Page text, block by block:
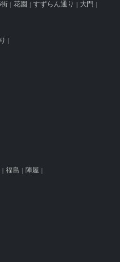
花園 すずらん通り
大門
福島 陣屋